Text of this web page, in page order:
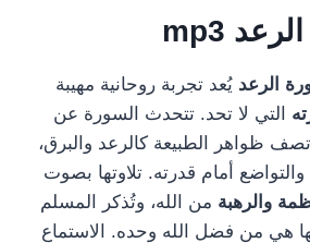
الرعد يُعد تجربة روحانية مهيبة
التي لا تحد. تتحدث السورة عن
ظواهر الطبيعة كالرعد والبرق،
والتواضع أمام قدرته. تلاوتها بصوت
والرهبة من الله، وتُذكر المسلم
بها هي من فضل الله وحده. الاستماع